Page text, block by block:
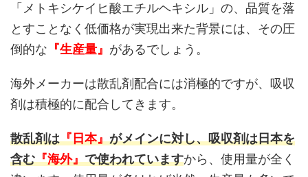
「メトキシケイヒ酸エチルヘキシル」の、品質を落
とすことなく低価格が実現出来た背景には、その圧
倒的な 『生産量』 があるでしょう。
海外メーカーは散乱剤配合には消極的ですが、吸収
剤は積極的に配合してきます。
散乱剤は『日本』がメインに対し、吸収剤は日本を
含む『海外』で使われていますから、使用量が全く